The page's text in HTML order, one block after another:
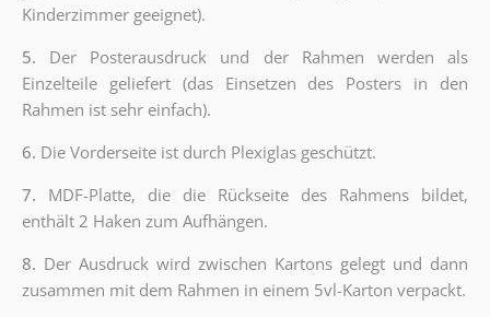
Kinderzimmer geeignet).
5. Der Posterausdruck und der Rahmen werden als
Einzelteile geliefert (das Einsetzen des Posters in den
Rahmen ist sehr einfach).
6. Die Vorderseite ist durch Plexiglas geschützt.
7. MDF-Platte, die die Rückseite des Rahmens bildet,
enthält 2 Haken zum Aufhängen.
8. Der Ausdruck wird zwischen Kartons gelegt und dann
zusammen mit dem Rahmen in einem 5vl-Karton verpackt.